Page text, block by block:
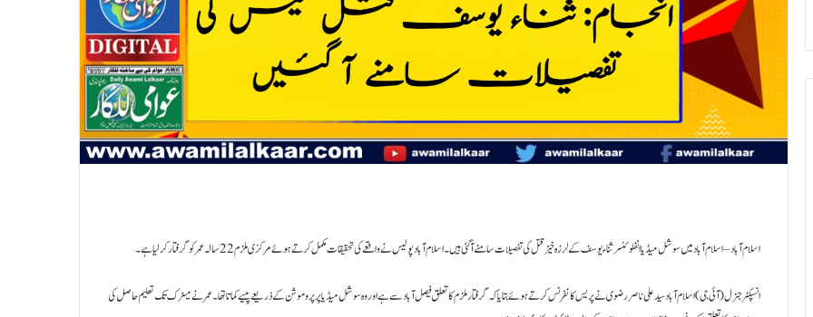
اسلام آباد – اسلام آباد میں سوشل میڈیا انفلوئنسر ثناء یوسف کے لرزہ خیز قتل کی تفصیلات سامنے آ گئی ہیں۔ اسلام آباد پولیس نے واقعے کی تحقیقات مکمل کرتے ہوئے مرکزی ملزم 22 سالہ عمر کو گرفتار کر لیا ہے۔
انسپکٹر جنرل (آئی جی) اسلام آباد سید علی ناصر رضوی نے پریس کانفرنس کرتے ہوئے بتایا کہ گرفتار ملزم کا تعلق فیصل آباد سے ہے اور وہ سوشل میڈیا پر پروموشن کے ذریعے پیسے کماتا تھا۔ عمر نے میٹرک تک تعلیم حاصل کی